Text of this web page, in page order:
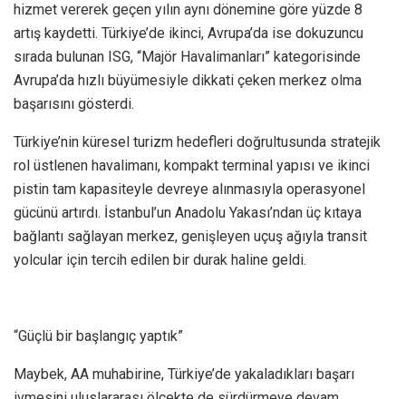
hizmet vererek geçen yılın aynı dönemine göre yüzde 8
artış kaydetti. Türkiye’de ikinci, Avrupa’da ise dokuzuncu
sırada bulunan ISG, “Majör Havalimanları” kategorisinde
Avrupa’da hızlı büyümesiyle dikkati çeken merkez olma
başarısını gösterdi.
Türkiye’nin küresel turizm hedefleri doğrultusunda stratejik
rol üstlenen havalimanı, kompakt terminal yapısı ve ikinci
pistin tam kapasiteyle devreye alınmasıyla operasyonel
gücünü artırdı. İstanbul’un Anadolu Yakası’ndan üç kıtaya
bağlantı sağlayan merkez, genişleyen uçuş ağıyla transit
yolcular için tercih edilen bir durak haline geldi.
“Güçlü bir başlangıç yaptık”
Maybek, AA muhabirine, Türkiye’de yakaladıkları başarı